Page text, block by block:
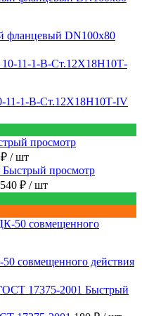
фланцевый DN100х80
11-1-B-Ст.12Х18Н10Т-IV
просмотр
/ шт
Быстрый просмотр
₽ / шт
совмещенного действия
Быстрый